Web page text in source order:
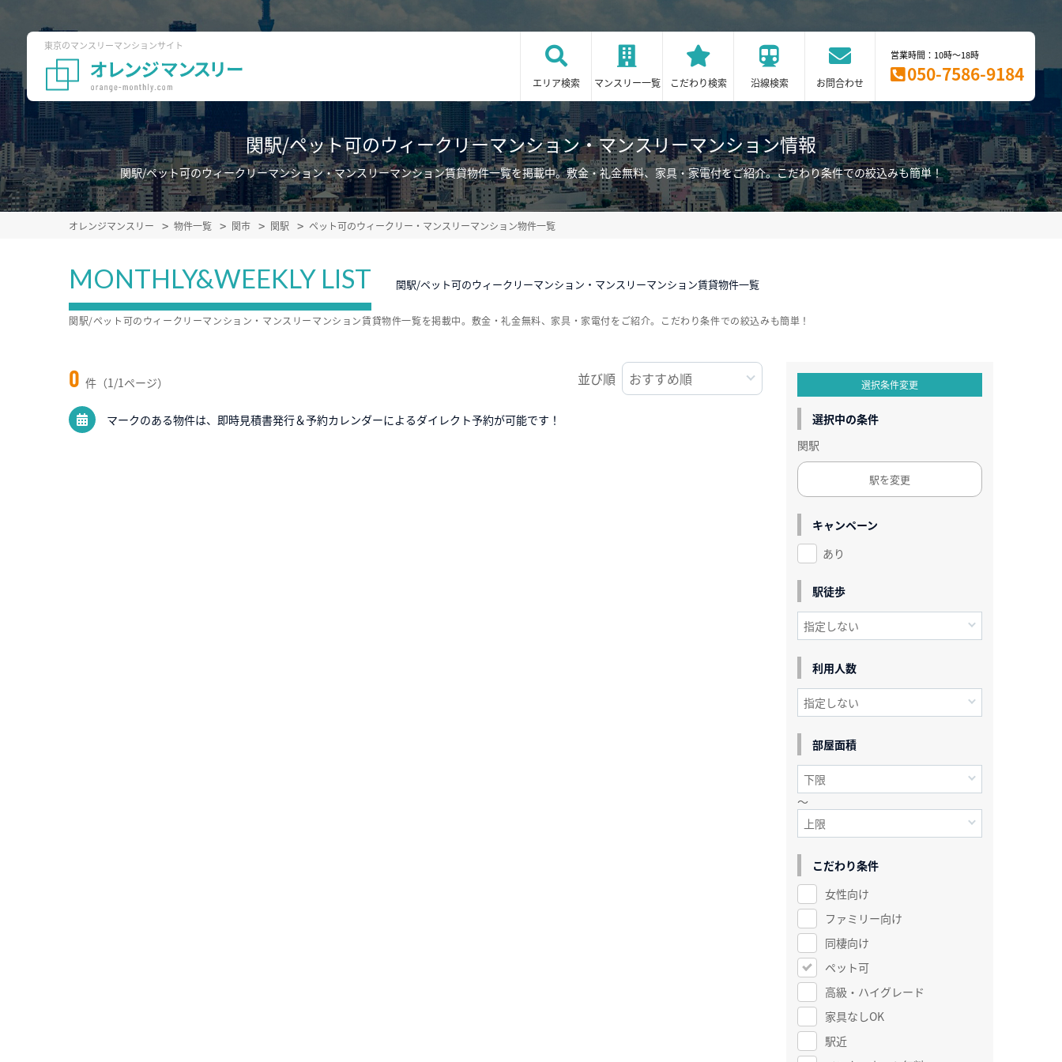
東京のマンスリーマンションサイト
エリア検索 マンスリー一覧 こだわり検索 沿線検索 お問合わせ
営業時間：10時～18時
050-7586-9184
関駅/ペット可のウィークリーマンション・マンスリーマンション情報
関駅/ペット可のウィークリーマンション・マンスリーマンション賃貸物件一覧を掲載中。敷金・礼金無料、家具・家電付をご紹介。こだわり条件での絞込みも簡単！
オレンジマンスリー 物件一覧 関市 関駅 ペット可のウィークリー・マンスリーマンション物件一覧
MONTHLY&WEEKLY LIST 関駅/ペット可のウィークリーマンション・マンスリーマンション賃貸物件一覧
0 件（1/1ページ） 並び順
マークのある物件は、即時見積書発行＆予約カレンダーによるダイレクト予約が可能です！
関駅/ペット可のウィークリーマンション・マンスリーマンション賃貸物件一覧を掲載中。敷金・礼金無料、家具・家電付をご紹介。こだわり条件での絞込みも簡単！
選択条件変更
選択中の条件
関駅
駅を変更
キャンペーン
あり
駅徒歩
利用人数
部屋面積
～
こだわり条件
女性向け
ファミリー向け
同棲向け
ペット可
高級・ハイグレード
家具なしOK
駅近